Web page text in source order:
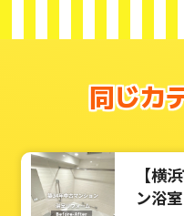
同じカ
【横
ン浴